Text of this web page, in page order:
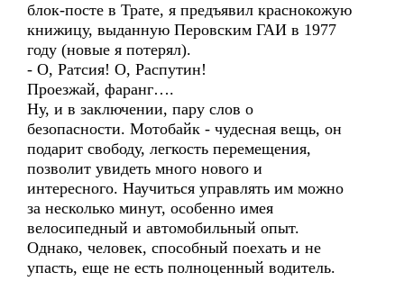
блок-посте в Трате, я предъявил краснокожую
книжицу, выданную Перовским ГАИ в 1977
году (новые я потерял).
- О, Ратсия! О, Распутин!
Проезжай, фаранг….
Ну, и в заключении, пару слов о
безопасности. Мотобайк - чудесная вещь, он
подарит свободу, легкость перемещения,
позволит увидеть много нового и
интересного. Научиться управлять им можно
за несколько минут, особенно имея
велосипедный и автомобильный опыт.
Однако, человек, способный поехать и не
упасть, еще не есть полноценный водитель.